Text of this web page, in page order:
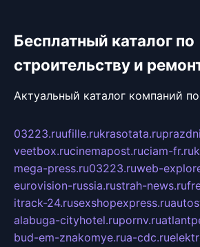
Бесплатный каталог по
строительству и
Актуальный каталог компаний
03223.ruufille.rukrasotata.ru
veetbox.rucinemapost.ruciam-fr.ru
mega-press.ru03223.ruweb-
eurovision-russia.rustrah-news.ru
itrack-24.rusexshopexpress.ru
alabuga-cityhotel.rupornv.ru
bud-em-znakomye.rua-cdc.ru